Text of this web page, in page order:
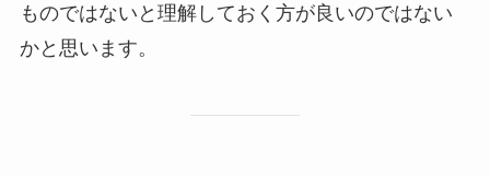
ものではないと理解しておく方が良いのではない
かと思います。